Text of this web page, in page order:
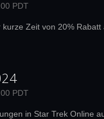
PDT
Zeit von 20%
PDT
in Star Trek Online